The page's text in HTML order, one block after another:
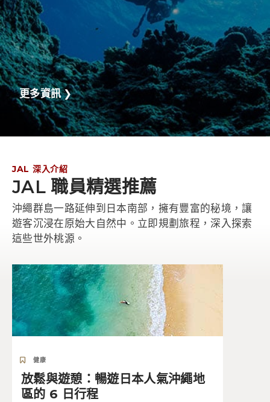
更多資訊❯
JAL 深入介紹
JAL 職員精選推薦
沖繩群島一路延伸到日本南部，擁有豐富的秘境，讓
遊客沉浸在原始大自然中。立即規劃旅程，深入探索
這些世外桃源。
健康
放鬆與遊憩：暢遊日本人氣沖繩地
區的 6 日行程